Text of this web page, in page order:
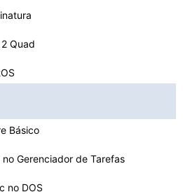
Quad
Básico
Gerenciador de Tarefas
no DOS